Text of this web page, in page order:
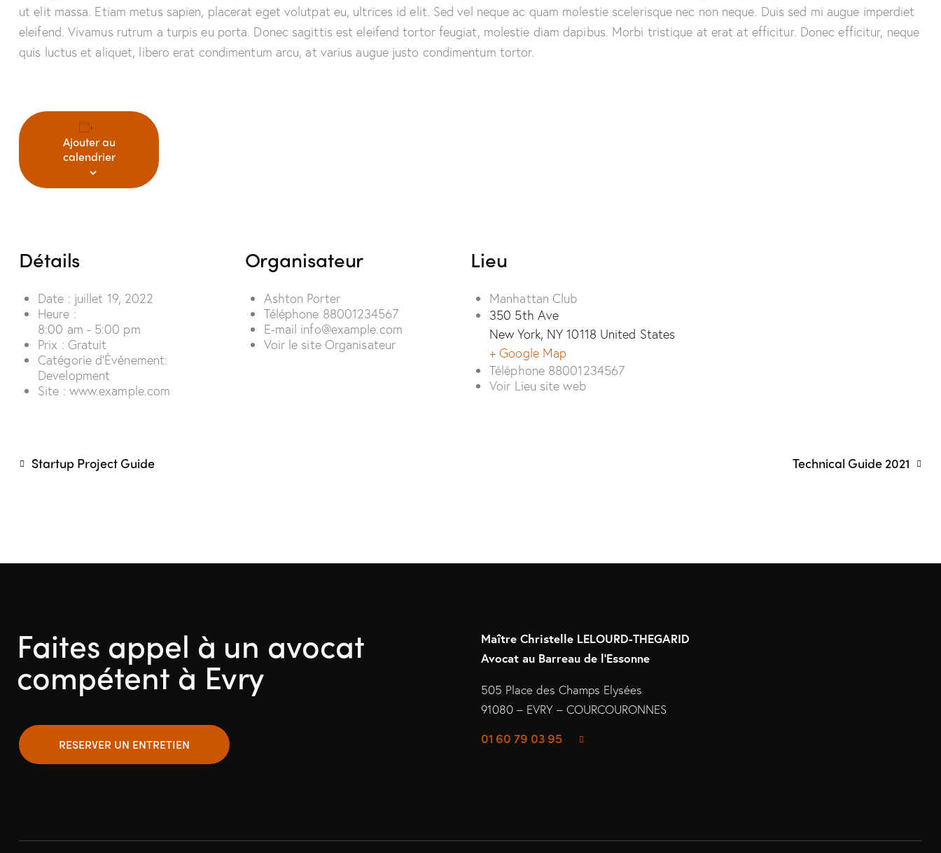
ut elit massa. Etiam metus sapien, placerat eget volutpat eu, ultrices id elit. Sed vel neque ac quam molestie scelerisque nec non neque. Duis sed mi augue imperdiet
eleifend. Vivamus rutrum a turpis eu porta. Donec sagittis est eleifend tortor feugiat, molestie diam dapibus. Morbi tristique at erat at efficitur. Donec efficitur, neque
quis luctus et aliquet, libero erat condimentum arcu, at varius augue justo condimentum tortor.
Ajouter au
calendrier
Détails
Date : juillet 19, 2022
Heure :
8:00 am - 5:00 pm
Prix : Gratuit
Catégorie d’Évènement:
Development
Site : www.example.com
Organisateur
Ashton Porter
Téléphone 88001234567
E-mail info@example.com
Voir le site Organisateur
Lieu
Manhattan Club
350 5th Ave
New York, NY 10118 United States
+ Google Map
Téléphone 88001234567
Voir Lieu site web
Startup Project Guide Technical Guide 2021
Faites appel à un avocat
compétent à Evry
RESERVER UN ENTRETIEN
Maître Christelle LELOURD-THEGARID
Avocat au Barreau de l’Essonne
505 Place des Champs Elysées
91080 – EVRY – COURCOURONNES
01 60 79 03 95